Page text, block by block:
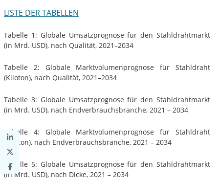
LISTE DER TABELLEN
Tabelle 1: Globale Umsatzprognose für den Stahldrahtmarkt
(in Mrd. USD), nach Qualität, 2021–2034
Tabelle 2: Globale Marktvolumenprognose für Stahldraht
(Kiloton), nach Qualität, 2021–2034
Tabelle 3: Globale Umsatzprognose für den Stahldrahtmarkt
(in Mrd. USD), nach Endverbrauchsbranche, 2021 – 2034
Tabelle 4: Globale Marktvolumenprognose für Stahldraht
(Kiloton), nach Endverbrauchsbranche, 2021 – 2034
Tabelle 5: Globale Umsatzprognose für den Stahldrahtmarkt
(in Mrd. USD), nach Dicke, 2021 – 2034